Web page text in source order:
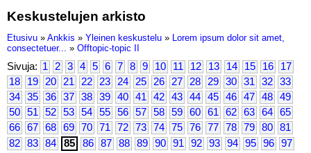
Keskustelujen arkisto
Etusivu » Ankkis » Yleinen keskustelu » Lorem ipsum dolor sit amet,
consectetuer... » Offtopic-topic II
Sivuja: 1 2 3 4 5 6 7 8 9 10 11 12 13 14 15 16
17
18
19 20 21 22 23 24 25 26 27 28 29 30 31 32
33
34
35 36 37 38 39 40 41 42 43 44 45 46 47 48
49
50
51 52 53 54 55 56 57 58 59 60 61 62 63 64
65
66
67 68 69 70 71 72 73 74 75 76 77 78 79 80
81
82
83 84 85 86 87 88 89 90 91 92 93 94 95 96
97